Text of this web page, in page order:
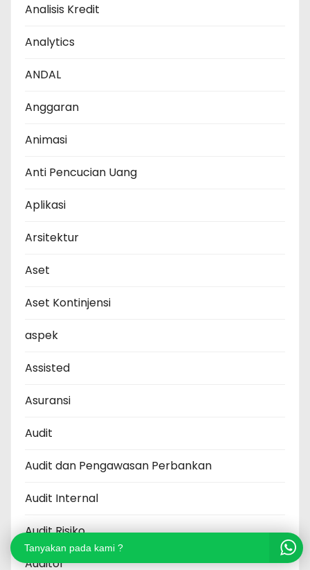
Analisis Kredit
Analytics
ANDAL
Anggaran
Animasi
Anti Pencucian Uang
Aplikasi
Arsitektur
Aset
Aset Kontinjensi
aspek
Assisted
Asuransi
Audit
Audit dan Pengawasan Perbankan
Audit Internal
Audit Risiko
Auditor
Tanyakan pada kami ?